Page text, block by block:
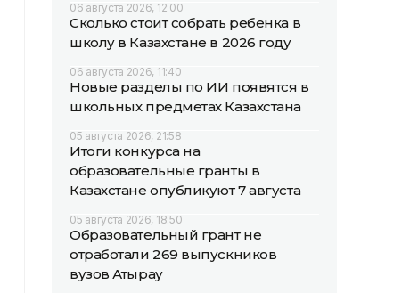
06 августа 2026, 12:00
Сколько стоит собрать ребенка в
школу в Казахстане в 2026 году
06 августа 2026, 11:40
Новые разделы по ИИ появятся в
школьных предметах Казахстана
05 августа 2026, 21:58
Итоги конкурса на
образовательные гранты в
Казахстане опубликуют 7 августа
05 августа 2026, 18:50
Образовательный грант не
отработали 269 выпускников
вузов Атырау